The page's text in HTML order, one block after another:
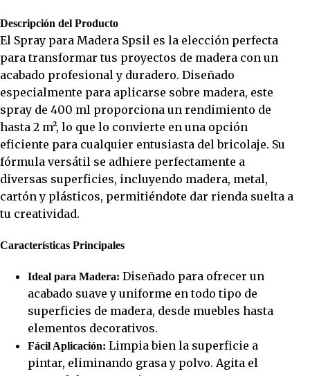
Descripción del Producto
El Spray para Madera Spsil es la elección perfecta
para transformar tus proyectos de madera con un
acabado profesional y duradero. Diseñado
especialmente para aplicarse sobre madera, este
spray de 400 ml proporciona un rendimiento de
hasta 2 m², lo que lo convierte en una opción
eficiente para cualquier entusiasta del bricolaje. Su
fórmula versátil se adhiere perfectamente a
diversas superficies, incluyendo madera, metal,
cartón y plásticos, permitiéndote dar rienda suelta a
tu creatividad.
Características Principales
Ideal para Madera: Diseñado para ofrecer un
acabado suave y uniforme en todo tipo de
superficies de madera, desde muebles hasta
elementos decorativos.
Fácil Aplicación: Limpia bien la superficie a
pintar, eliminando grasa y polvo. Agita el